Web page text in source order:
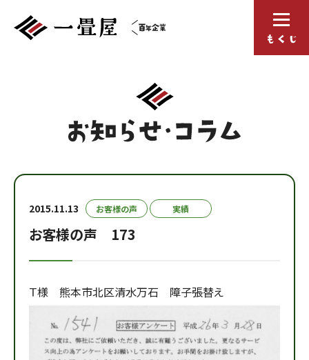
2015.11.13 お客様の声 実績
お客様の声 173
Ｔ様 熊本市北区清水万石 障子張替え